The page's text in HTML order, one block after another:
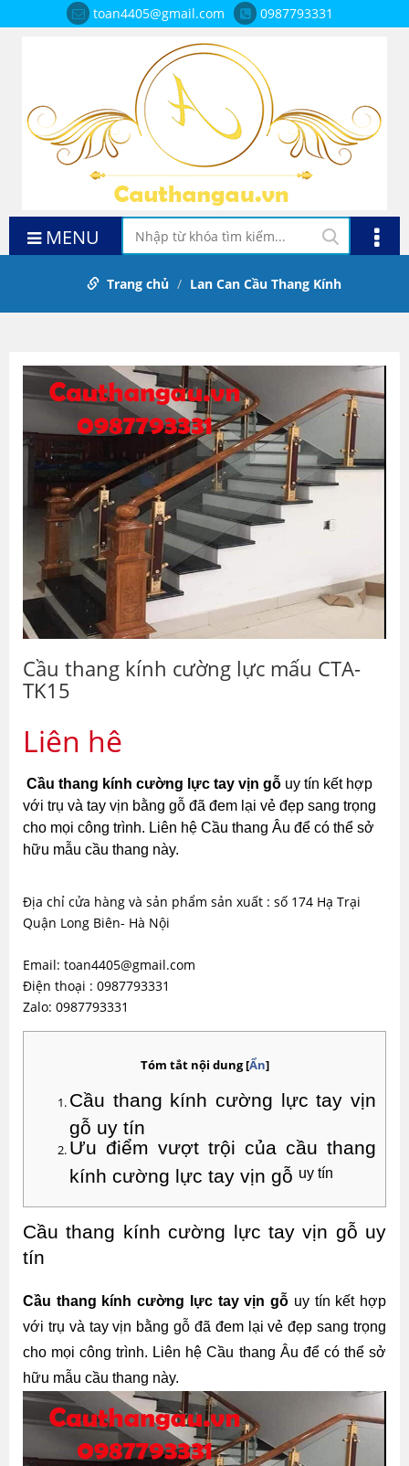
toan4405@gmail.com 0987793331
MENU
Trang chủ Lan Can Cầu Thang Kính
Cầu thang kính cường lực mấu CTA-
TK15
Liên hệ
Cầu thang kính cường lực tay vịn gỗ uy tín kết hợp
với trụ và tay vịn bằng gỗ đã đem lại vẻ đẹp sang trọng
cho mọi công trình. Liên hệ Cầu thang Âu để có thể sở
hữu mẫu cầu thang này.
Địa chỉ cửa hàng và sản phẩm sản xuất : số 174 Hạ Trại
Quận Long Biên- Hà Nội
Email: toan4405@gmail.com
Điện thoại : 0987793331
Zalo: 0987793331
Tóm tắt nội dung[Ẩn]
Cầu thang kính cường lực tay vịn
gỗ uy tín
Ưu điểm vượt trội của cầu thang
kính cường lực tay vịn gỗ uy tín
Cầu thang kính cường lực tay vịn gỗ uy
tín
Cầu thang kính cường lực tay vịn gỗ uy tín kết hợp
với trụ và tay vịn bằng gỗ đã đem lại vẻ đẹp sang trọng
cho mọi công trình. Liên hệ Cầu thang Âu để có thể sở
hữu mẫu cầu thang này.